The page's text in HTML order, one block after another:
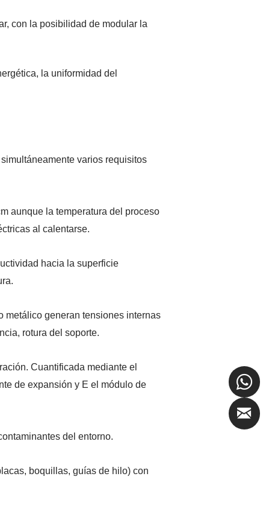
con la posibilidad de modular la
la uniformidad del
varios requisitos
aunque la temperatura del proceso
al calentarse.
hacia la superficie
metálico generan tensiones internas
rotura del soporte.
Cuantificada mediante el
de expansión y E el módulo de
del entorno.
boquillas, guías de hilo) con